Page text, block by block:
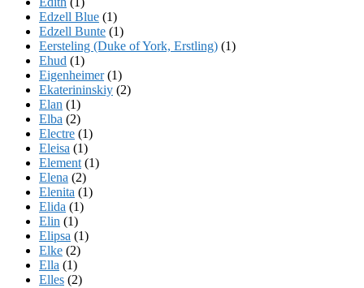
Edzell Blue (1)
Edzell Bunte (1)
Eersteling (Duke of York, Erstling) (1)
Ehud (1)
Eigenheimer(1)
Ekaterininskiy (2)
Elan (1)
Elba (2)
Electre (1)
Eleisa (1)
Element (1)
Elena (2)
Elenita (1)
Elida (1)
Elin (1)
Elipsa (1)
Elke (2)
Ella (1)
Elles (2)